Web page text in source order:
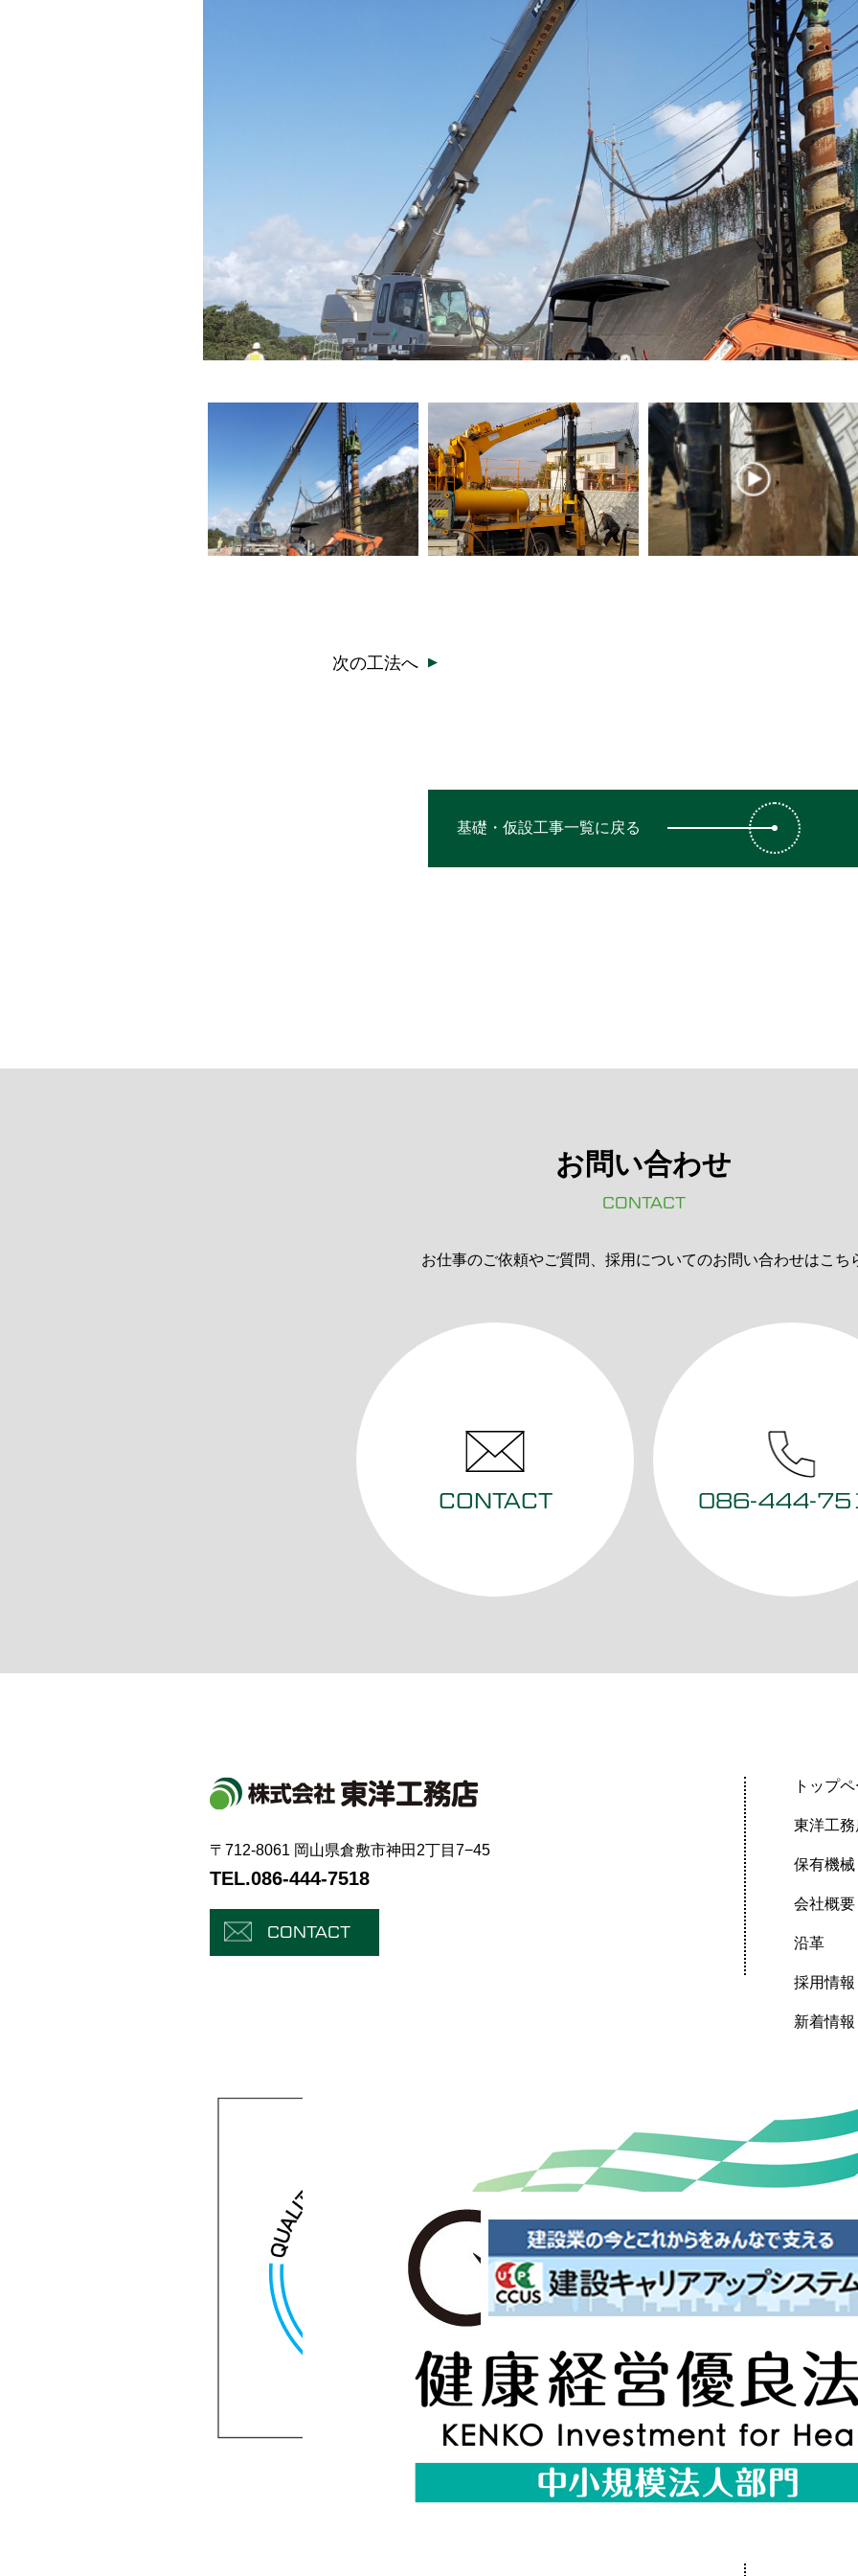
次の工法へ
基礎・仮設工事一覧に戻る
お問い合わせ
CONTACT
お仕事のご依頼やご質問、採用についてのお問い合わせはこち
CONTACT 086-444-
〒712-8061 岡山県倉敷市神田2丁目7−45
TEL.086-444-7518
CONTACT
トップ
東洋工
保有機
会社概要
沿革
採用情報
新着情報